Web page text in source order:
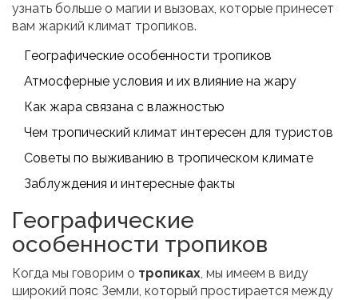
узнать больше о магии и вызовах, которые принесет
вам жаркий климат тропиков.
Географические особенности тропиков
Атмосферные условия и их влияние на жару
Как жара связана с влажностью
Чем тропический климат интересен для туристов
Советы по выживанию в тропическом климате
Заблуждения и интересные факты
Географические
особенности тропиков
Когда мы говорим о тропиках, мы имеем в виду
широкий пояс Земли, который простирается между